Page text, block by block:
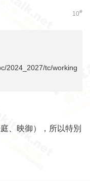
10#
2024_2027/tc/working
、映御），所以特別